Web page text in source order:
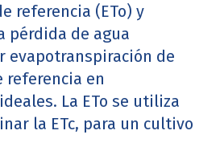
referencia (ETo) y
pérdida de agua
evapotranspiración de
referencia en
La ETo se utiliza
la ETc, para un cultivo